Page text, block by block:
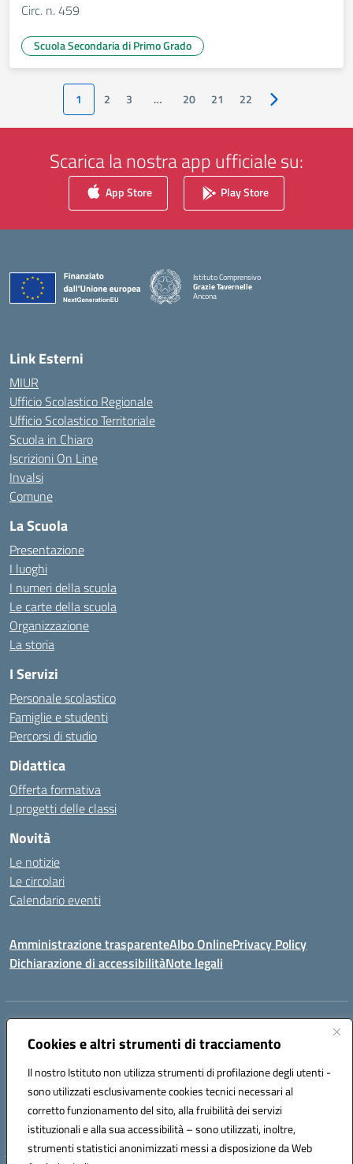
Cookies e altri strumenti di tracciamento
Il nostro Istituto non utilizza strumenti di profilazione degli utenti -
sono utilizzati esclusivamente cookies tecnici necessari al
corretto funzionamento del sito, alla fruibilità dei servizi
istituzionali e alla sua accessibilità – sono utilizzati, inoltre,
strumenti statistici anonimizzati messi a disposizione da Web
Circ. n. 459
Scuola Secondaria di Primo Grado
1 2 3 … 20 21 22 Pagina
Scarica la nostra app ufficiale su:
App Store Play Store
Istituto Comprensivo
Grazie Tavernelle
Ancona
Link Esterni
MIUR
Ufficio Scolastico Regionale
Ufficio Scolastico Territoriale
Scuola in Chiaro
Iscrizioni On Line
Invalsi
Comune
La Scuola
Presentazione
I luoghi
I numeri della scuola
Le carte della scuola
Organizzazione
La storia
I Servizi
Personale scolastico
Famiglie e studenti
Percorsi di studio
Didattica
Offerta formativa
I progetti delle classi
Novità
Le notizie
Le circolari
Calendario eventi
Amministrazione trasparenteAlbo OnlinePrivacy Policy
Dichiarazione di accessibilitàNote legali
Indirizzo:
Centralino:+39 071 89 52 08 Email:anic82000a@istruzione.it
Codice fiscale: 93084540421
Codice meccanografico:
ANIC82000A
Codice unico di fatturazione (CUF): UFF6L6